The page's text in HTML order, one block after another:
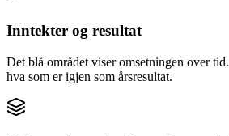
Inntekter og resultat
Det blå området viser omsetningen over
hva som er igjen som årsresultat.